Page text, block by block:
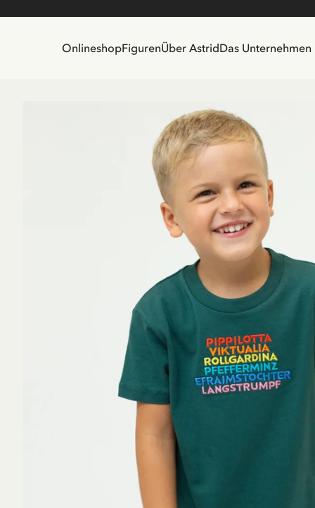
OnlineshopFigurenÜber AstridDas Unternehmen